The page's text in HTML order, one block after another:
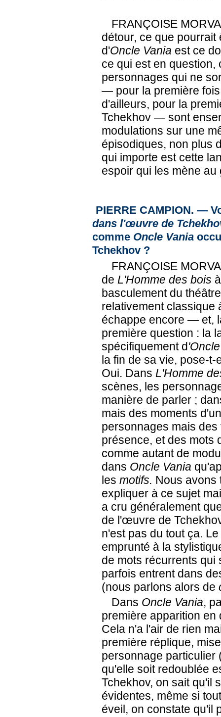
FRANÇOISE
détour, ce que
d'Oncle Vania est ce
ce qui est en question,
personnages qui ne
— pour la première
d'ailleurs, pour la
Tchekhov — sont
modulations sur une
épisodiques, non plus
qui importe est cette
espoir qui les mène au
PIERRE CAMPION. —
dans l'œuvre de
comme Oncle Vania
Tchekhov ?
FRANÇOISE
de L'Homme des bois
basculement du
relativement classique
échappe encore — et,
première question : la
spécifiquement d
la fin de sa vie, pose-
Oui. Dans L'Homme
scènes, les
manière de parler ;
mais des moments
personnages mais
présence, et des mots
comme autant de
dans Oncle Vania
les motifs. Nous avons
expliquer à ce sujet
a cru généralement
de l'œuvre de
n'est pas du tout ça.
emprunté à la
de mots récurrents qui
parfois entrent dans
(nous parlons alors de
Dans Oncle Vania,
première apparition en
Cela n'a l'air de rien
première réplique,
personnage particulier
qu'elle soit redoublée
Tchekhov, on sait qu'il
évidentes, même si
éveil, on constate qu'il